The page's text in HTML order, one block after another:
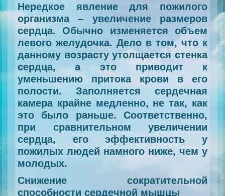
Нередкое явление для пожилого
организма – увеличение размеров
сердца. Обычно изменяется объем
левого желудочка. Дело в том, что к
данному возрасту утолщается стенка
сердца, а это приводит к
уменьшению притока крови в его
полости. Заполняется сердечная
камера крайне медленно, не так, как
это было раньше. Соответственно,
при сравнительном увеличении
сердца, его эффективность у
пожилых людей намного ниже, чем у
молодых.
Снижение сократительной
способности сердечной мышцы